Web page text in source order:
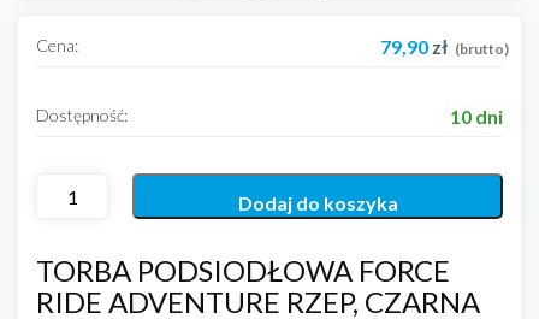
TORBA PODSIODŁOWA FORCE
RIDE ADVENTURE RZEP, CZARNA
Cena: 79,90 zł (brutto)
Dostępność: 10 dni
Dodaj do koszyka